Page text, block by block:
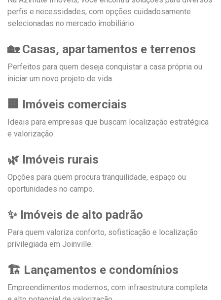
perfis e necessidades, com opções cuidadosamente
selecionadas no mercado imobiliário.
🏡 Casas, apartamentos e terrenos
Perfeitos para quem deseja conquistar a casa própria ou
iniciar um novo projeto de vida.
🏢 Imóveis comerciais
Ideais para empresas que buscam localização estratégica
e valorização.
🌿 Imóveis rurais
Opções para quem procura tranquilidade, espaço ou
oportunidades no campo.
✨ Imóveis de alto padrão
Para quem valoriza conforto, sofisticação e localização
privilegiada em Joinville.
🏗 Lançamentos e condomínios
Empreendimentos modernos, com infraestrutura completa